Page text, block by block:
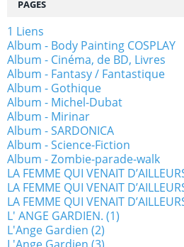
PAGES
1 Liens
Album - Body Painting COSPLAY
Album - Cinéma, de BD, Livres
Album - Fantasy / Fantastique
Album - Gothique
Album - Michel-Dubat
Album - Mirinar
Album - SARDONICA
Album - Science-Fiction
Album - Zombie-parade-walk
LA FEMME QUI VENAIT
LA FEMME QUI VENAIT
LA FEMME QUI VENAIT
L' ANGE GARDIEN. (1)
L'Ange Gardien (2)